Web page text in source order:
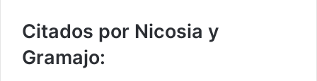
Citados por Nicosia y
Gramajo: